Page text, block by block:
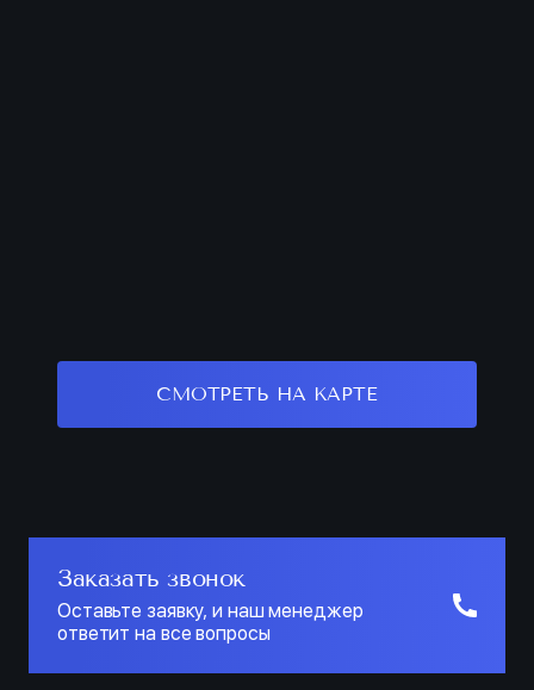
СМОТРЕТЬ НА КАРТЕ
Заказать звонок
Оставьте заявку, и наш менеджер
ответит на все вопросы